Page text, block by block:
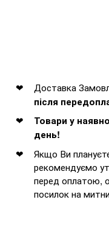
Доставка
після
Товари у
день!
Якщо Ви
рекомендуємо
перед оплатою,
посилок на